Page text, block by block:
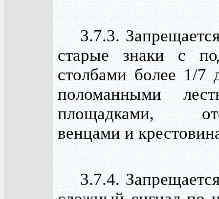
3.7.3.
старые знаки с
столбами более 1/7
поломанными
площадками,
венцами и
3.7.4.